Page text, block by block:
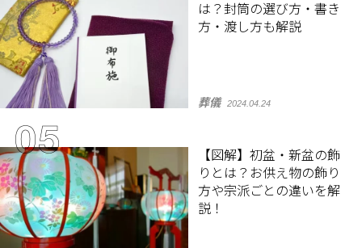
は？封筒の選び方・書き
方・渡し方も解説
葬儀 2024.04.24
【図解】初盆・新盆の飾
りとは？お供え物の飾り
方や宗派ごとの違いを解
説！